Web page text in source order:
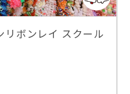
リボンレイ スクール